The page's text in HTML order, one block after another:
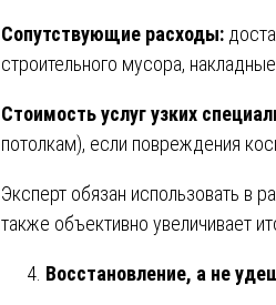
Сопутствующие расходы:
строительного мусора,
Стоимость услуг узких
потолкам), если повреждения
Эксперт обязан использовать в
также объективно увеличивает
Восстановление, а не